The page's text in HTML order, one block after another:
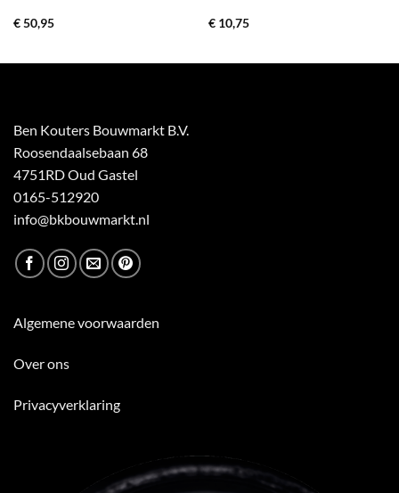
€50,95 €10,75
Ben Kouters Bouwmarkt B.V.
Roosendaalsebaan 68
4751RD Oud Gastel
0165-512920
info@bkbouwmarkt.nl
Algemene voorwaarden
Over ons
Privacyverklaring